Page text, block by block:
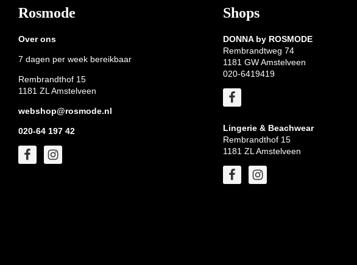
Footer
Rosmode
Over ons
7 dagen per week bereikbaar
Rembrandthof 15
1181 ZL Amstelveen
webshop@rosmode.nl
020-64 197 42
Shops
DONNA by ROSMODE
Rembrandtweg 74
1181 GW Amstelveen
020-6419419
Lingerie & Beachwear
Rembrandthof 15
1181 ZL Amstelveen